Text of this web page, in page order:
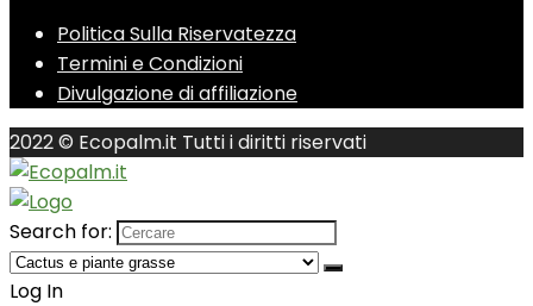
Politica Sulla Riservatezza
Termini e Condizioni
Divulgazione di affiliazione
2022 © Ecopalm.it Tutti i diritti riservati
Search for:
Log In